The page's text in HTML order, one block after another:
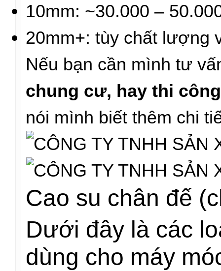
10mm: ~30.000 –
20mm+: tùy chất lượng
Nếu bạn cần mình tư
chung cư, hay thi
nói mình biết thêm chi
Cao su chân đế
Dưới đây là các
dùng cho máy